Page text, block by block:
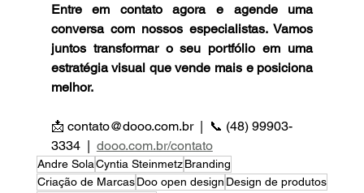
Entre em contato agora e agende uma
conversa com nossos especialistas. Vamos
juntos transformar o seu portfólio em uma
estratégia visual que vende mais e posiciona
melhor.
📩 contato@dooo.com.br  |  📞 (48) 99903-
3334  | dooo.com.br/contato
Andre SolaCyntia Steinmetz Branding
Criação de Marcas Doo open design Design de produtos